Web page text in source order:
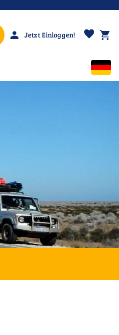
person Jetzt Einloggen! favorite shopping_cart